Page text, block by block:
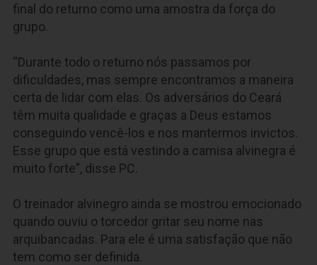
final do returno como uma amostra da força do
grupo.
“Durante todo o returno nós passamos por
dificuldades, mas sempre encontramos a maneira
certa de lidar com elas. Os adversários do Ceará
têm muita qualidade e graças a Deus estamos
conseguindo vencê-los e nos mantermos invictos.
Esse grupo que está vestindo a camisa alvinegra é
muito forte”, disse PC.
O treinador alvinegro ainda se mostrou emocionado
quando ouviu o torcedor gritar seu nome nas
arquibancadas. Para ele é uma satisfação que não
tem como ser definida.